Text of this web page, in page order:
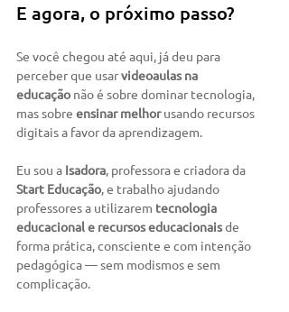
E agora, o próximo passo?
Se você chegou até aqui, já deu para
perceber que usar videoaulas na
educação não é sobre dominar tecnologia,
mas sobre ensinar melhor usando recursos
digitais a favor da aprendizagem.
Eu sou a Isadora, professora e criadora da
Start Educação, e trabalho ajudando
professores a utilizarem tecnologia
educacional e recursos educacionais de
forma prática, consciente e com intenção
pedagógica — sem modismos e sem
complicação.